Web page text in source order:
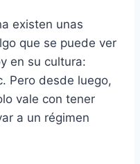
existen unas
que se puede ver
en su cultura:
Pero desde luego,
vale con tener
a un régimen